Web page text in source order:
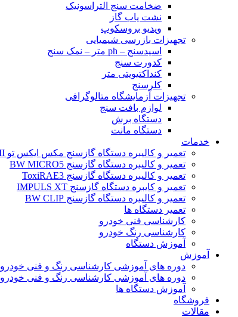
ضخامت سنج التراسونیک
نشت یاب گاز
ویدیو بروسکوپ
تجهیزات بازرسی شیمیایی
اسیدسنج – ph متر – نمک سنج
کدورت سنج
کنداکتیویتی متر
کلرسنج
تجهیزات آزمایشگاه متالوگرافی
لوازم بافت سنج
دستگاه برش
دستگاه مانت
خدمات
تعمیر و کالیبره دستگاه گازسنج مکس ایکس تو BW MAX XT II
تعمیر و کالیبره دستگاه گازسنج BW MICRO5
تعمیر و کالیبره دستگاه گازسنج ToxiRAE3
تعمیر و کایبره دستگاه گازسنج IMPULS XT
تعمیر و کالیبره دستگاه گازسنج BW CLIP
تعمیر دستگاه ها
کارشناسی فنی خودرو
کارشناسی رنگ خودرو
آموزش دستگاه
آموزش
دوره های آموزشی کارشناسی رنگ و فنی خودرو
دوره های آموزشی کارشناسی رنگ و فنی خودرو
آموزش دستگاه ها
فروشگاه
مقالات